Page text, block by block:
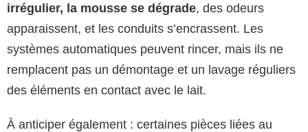
irrégulier, la mousse se dégrade, des odeurs
apparaissent, et les conduits s’encrassent. Les
systèmes automatiques peuvent rincer, mais ils ne
remplacent pas un démontage et un lavage réguliers
des éléments en contact avec le lait.
À anticiper également : certaines pièces liées au